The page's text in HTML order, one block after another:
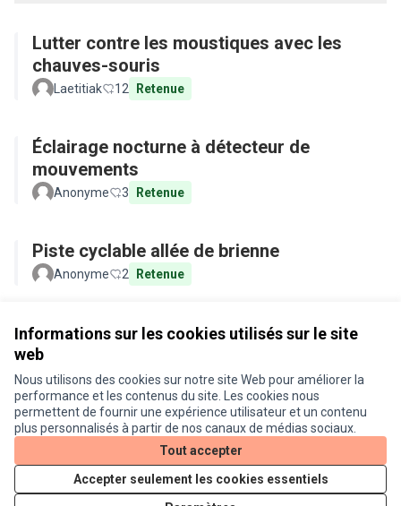
Informations sur les cookies utilisés sur le site
web
Nous utilisons des cookies sur notre site Web pour améliorer la
performance et les contenus du site. Les cookies nous
permettent de fournir une expérience utilisateur et un contenu
plus personnalisés à partir de nos canaux de médias sociaux.
Tout accepter
Accepter seulement les cookies essentiels
Lutter contre les moustiques avec les
chauves-souris
Laetitiak 12 Retenue
Éclairage nocturne à détecteur de
mouvements
Anonyme 3 Retenue
Piste cyclable allée de brienne
Anonyme 2 Retenue
Conditions d'utilisation
Paramètres des cookies
Je participe ! sur X
(Lien externe)
Je participe ! sur Facebook
Je participe ! sur Instagram
Licence
(Lien